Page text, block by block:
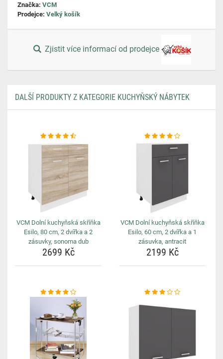
Značka: VCM
Prodejce: Velký košík
Zjistit více informací od prodejce
DALŠÍ PRODUKTY Z KATEGORIE KUCHYŇSKÝ NÁBYTEK
VCM Dolní kuchyňská skříňka
Esilo, 80 cm, 2 dvířka a 2
zásuvky, sonoma dub
2699 Kč
VCM Dolní kuchyňská skříňka
Esilo, 60 cm, 2 dvířka a 1
zásuvka, antracit
2199 Kč